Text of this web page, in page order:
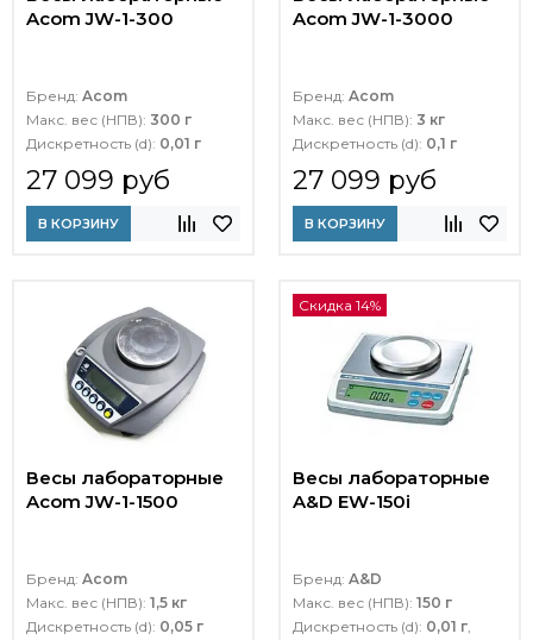
Acom JW-1-300
Бренд: Acom
Макс. вес (НПВ): 300 г
Дискретность (d): 0,01 г
27 099 руб
В КОРЗИНУ
Acom JW-1-3000
Бренд: Acom
Макс. вес (НПВ): 3 кг
Дискретность (d): 0,1 г
27 099 руб
В КОРЗИНУ
Весы лабораторные
Acom JW-1-1500
Бренд: Acom
Макс. вес (НПВ): 1,5 кг
Дискретность (d): 0,05 г
Скидка 14%
Весы лабораторные
A&D EW-150i
Бренд: A&D
Макс. вес (НПВ): 150 г
Дискретность (d): 0,01 г,